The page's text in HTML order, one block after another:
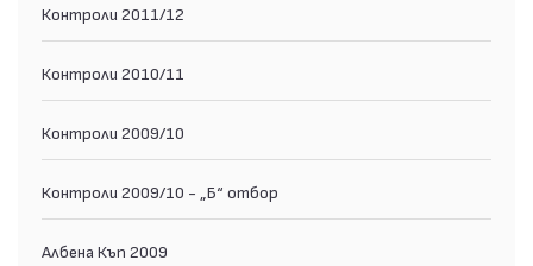
Контроли 2011/12
Контроли 2010/11
Контроли 2009/10
Контроли 2009/10 - „Б“ отбор
Албена Къп 2009